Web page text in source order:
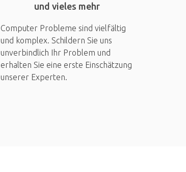
und vieles mehr
Computer Probleme sind vielfältig
und komplex. Schildern Sie uns
unverbindlich Ihr Problem und
erhalten Sie eine erste Einschätzung
unserer Experten.